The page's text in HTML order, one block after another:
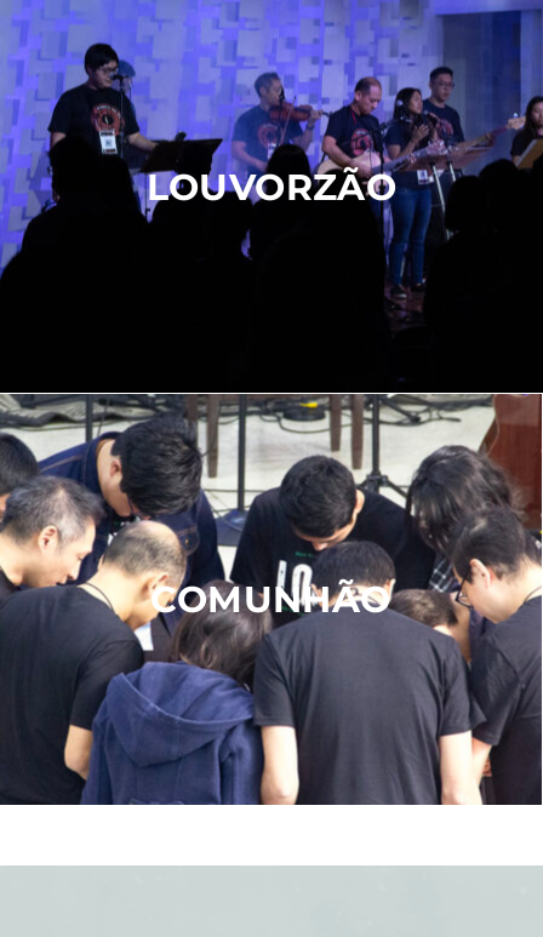
LOUVORZÃO
COMUNHÃO